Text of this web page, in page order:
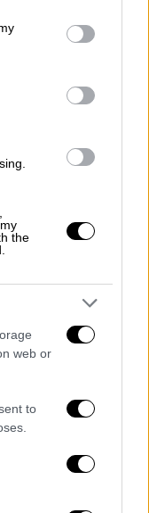
You may click to
party tags to
in below Google
the
web or
to
χρόνια
μελέτη